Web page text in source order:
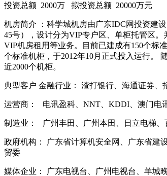
投资总额 2000万 拟投资总额 20000万元
机房简介 ：科学城机房由广东IDC网投资建
45号），设计分为VIP专户区、单柜托管区
VIP机房租用等业务。目前已建成有150个标
个标准机柜，于2012年10月正式投入运行。
近2000个机柜。
典型客户 金融行业： 渣打银行、海通证券、
运营商： 电讯盈科、NNT、KDDI、澳门电
制造业： 广州丰田、广州本田、日立电梯
政府机构： 广东省计算机安全网、广东省建
贸委
媒体企业： 广东电视台、广州电视台、羊城